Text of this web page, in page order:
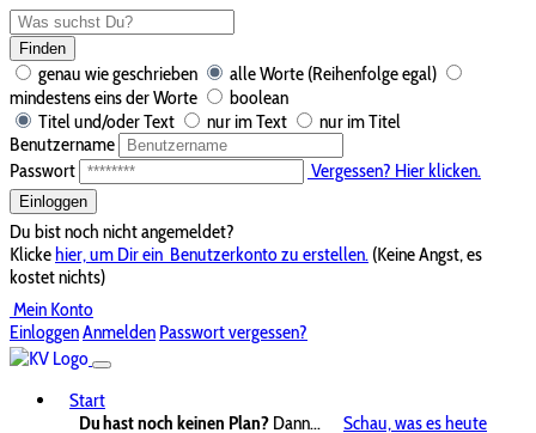
Finden
genau wie geschrieben
alle Worte (Reihenfolge egal)
mindestens eins der Worte
boolean
Titel und/oder Text
nur im Text
nur im Titel
Benutzername
Passwort
Vergessen? Hier klicken.
Einloggen
Du bist noch nicht angemeldet?
Klickehier, um Dir ein Benutzerkonto zu erstellen. (Keine Angst, es
kostet nichts)
Mein Konto
EinloggenAnmelden Passwort vergessen?
Start
Du hast noch keinen Plan? Dann...
Schau, was es heute